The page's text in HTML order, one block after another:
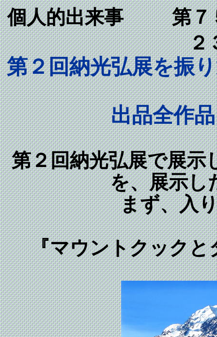
個人的出来事第７
２
第２回納光弘展を振
出品全作
第２回納光弘展で展示
を、展示し
まず、入
『マウントクックと